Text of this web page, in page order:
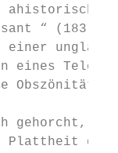
“ (183)
einer
eines
Obszönität,
gehorcht,
Plattheit